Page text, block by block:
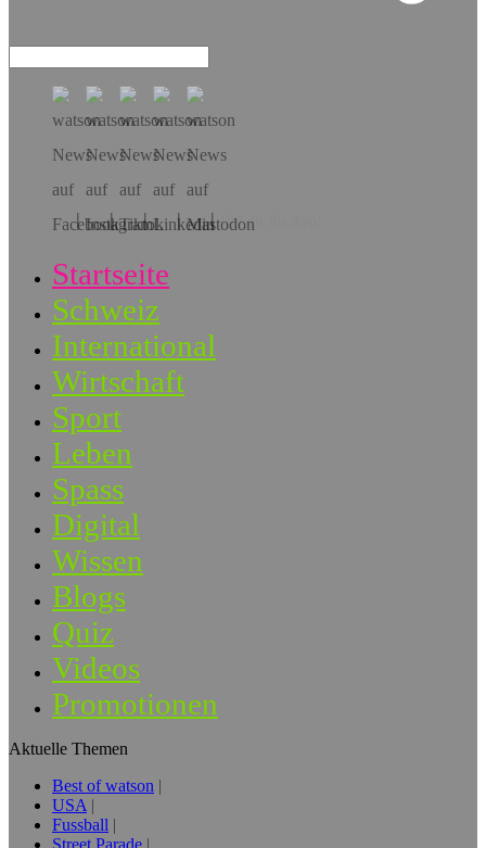
Hol dir die App!
Startseite
Schweiz
International
Wirtschaft
Sport
Leben
Spass
Digital
Wissen
Blogs
Quiz
Videos
Promotionen
Aktuelle Themen
Best of watson
USA
Fussball
Street Parade